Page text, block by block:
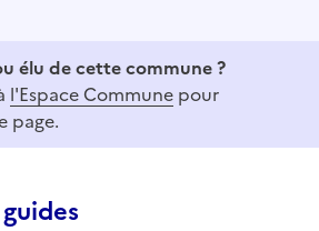
élu de cette commune ?
l'Espace Commune pour
page.